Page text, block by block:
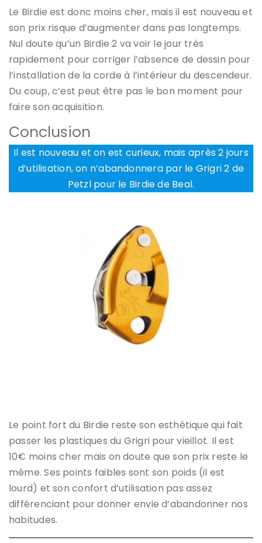
Le Birdie est donc moins cher, mais il est nouveau et
son prix risque d’augmenter dans pas longtemps.
Nul doute qu’un Birdie 2 va voir le jour très
rapidement pour corriger l’absence de dessin pour
l’installation de la corde à l’intérieur du descendeur.
Du coup, c’est peut être pas le bon moment pour
faire son acquisition.
Conclusion
Il est nouveau et on est curieux, mais après 2 jours
d’utilisation, on n’abandonnera par le Grigri 2 de
Petzl pour le Birdie de Beal.
Le point fort du Birdie reste son esthétique qui fait
passer les plastiques du Grigri pour vieillot. Il est
10€ moins cher mais on doute que son prix reste le
même. Ses points faibles sont son poids (il est
lourd) et son confort d’utilisation pas assez
différenciant pour donner envie d’abandonner nos
habitudes.